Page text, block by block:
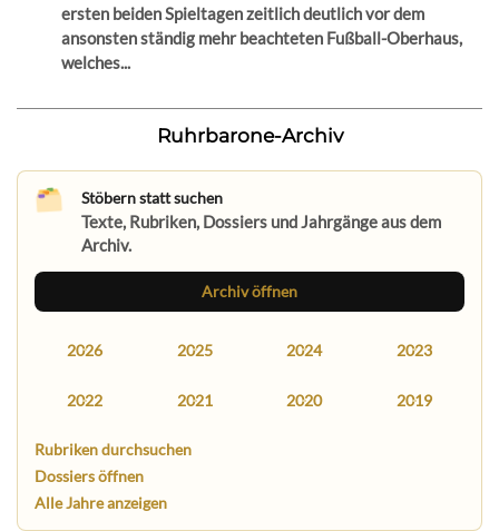
ersten beiden Spieltagen zeitlich deutlich vor dem
ansonsten ständig mehr beachteten Fußball-Oberhaus,
welches...
Ruhrbarone-Archiv
Stöbern statt suchen
Texte, Rubriken, Dossiers und Jahrgänge aus dem
Archiv.
Archiv öffnen
2026 2025 2024 2023
2022 2021 2020 2019
Rubriken durchsuchen
Dossiers öffnen
Alle Jahre anzeigen